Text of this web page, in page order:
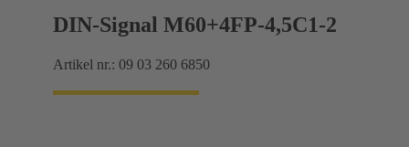
DIN-Signal M60+4FP-4,5C1-2
Artikel nr.: 09 03 260 6850